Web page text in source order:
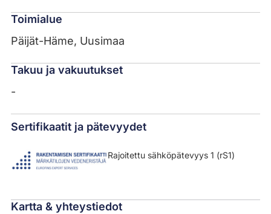
Toimialue
Päijät-Häme, Uusimaa
Takuu ja vakuutukset
-
Sertifikaatit ja pätevyydet
Rajoitettu sähköpätevyys 1 (rS1)
Kartta & yhteystiedot